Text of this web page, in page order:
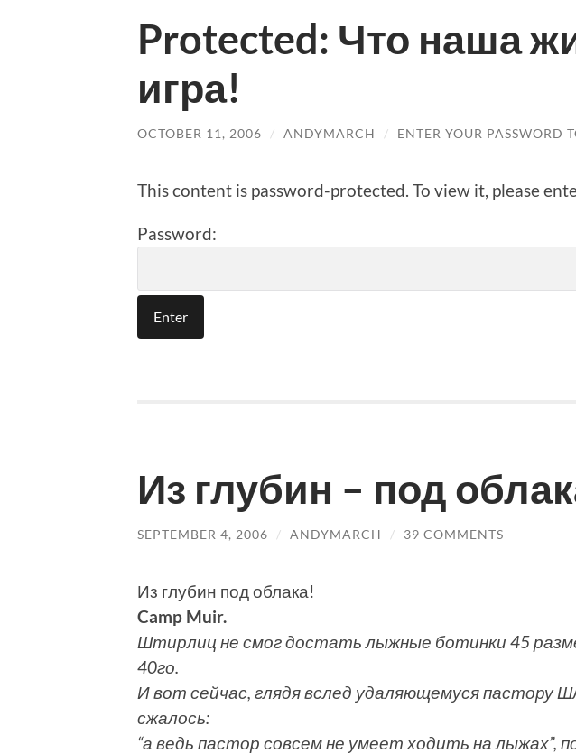
Protected: Что наша
игра!
OCTOBER 11, 2006 / ANDYMARCH / ENTER YOUR PASSWORD
This content is password-protected. To view it, please
Password:
Из глубин – под
SEPTEMBER 4, 2006 / ANDYMARCH / 39 COMMENTS
Из глубин под облака!
Camp Muir.
Штирлиц не смог достать лыжные ботинки 45
40го.
И вот сейчас, глядя вслед удаляющемуся пастору
сжалось:
“а ведь пастор совсем не умеет ходить на лыжах”,